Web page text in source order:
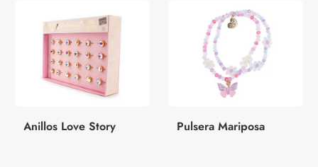
Anillos Love Story Pulsera Mariposa